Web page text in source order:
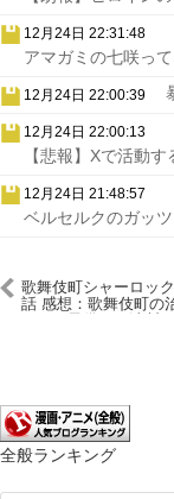
12月24日 22:31:48
アマガミの七咲っ
12月24日 22:00:39
12月24日 22:00:13
【悲報】Xで活動
12月24日 21:48:57
ベルセルクのガッ
歌舞伎町シャーロッ
話 感想：歌舞伎町の
全般ランキング